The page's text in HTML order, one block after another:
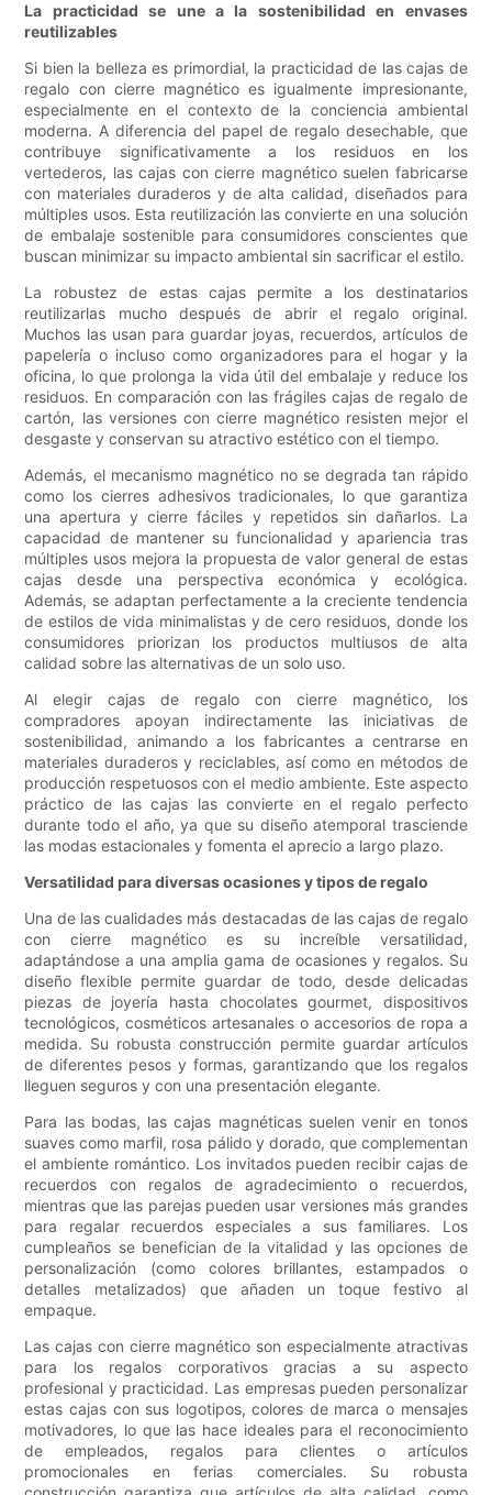
La practicidad se une a la sostenibilidad en envases
reutilizables
Si bien la belleza es primordial, la practicidad de las cajas de
regalo con cierre magnético es igualmente impresionante,
especialmente en el contexto de la conciencia ambiental
moderna. A diferencia del papel de regalo desechable, que
contribuye significativamente a los residuos en los
vertederos, las cajas con cierre magnético suelen fabricarse
con materiales duraderos y de alta calidad, diseñados para
múltiples usos. Esta reutilización las convierte en una solución
de embalaje sostenible para consumidores conscientes que
buscan minimizar su impacto ambiental sin sacrificar el estilo.
La robustez de estas cajas permite a los destinatarios
reutilizarlas mucho después de abrir el regalo original.
Muchos las usan para guardar joyas, recuerdos, artículos de
papelería o incluso como organizadores para el hogar y la
oficina, lo que prolonga la vida útil del embalaje y reduce los
residuos. En comparación con las frágiles cajas de regalo de
cartón, las versiones con cierre magnético resisten mejor el
desgaste y conservan su atractivo estético con el tiempo.
Además, el mecanismo magnético no se degrada tan rápido
como los cierres adhesivos tradicionales, lo que garantiza
una apertura y cierre fáciles y repetidos sin dañarlos. La
capacidad de mantener su funcionalidad y apariencia tras
múltiples usos mejora la propuesta de valor general de estas
cajas desde una perspectiva económica y ecológica.
Además, se adaptan perfectamente a la creciente tendencia
de estilos de vida minimalistas y de cero residuos, donde los
consumidores priorizan los productos multiusos de alta
calidad sobre las alternativas de un solo uso.
Al elegir cajas de regalo con cierre magnético, los
compradores apoyan indirectamente las iniciativas de
sostenibilidad, animando a los fabricantes a centrarse en
materiales duraderos y reciclables, así como en métodos de
producción respetuosos con el medio ambiente. Este aspecto
práctico de las cajas las convierte en el regalo perfecto
durante todo el año, ya que su diseño atemporal trasciende
las modas estacionales y fomenta el aprecio a largo plazo.
Versatilidad para diversas ocasiones y tipos de regalo
Una de las cualidades más destacadas de las cajas de regalo
con cierre magnético es su increíble versatilidad,
adaptándose a una amplia gama de ocasiones y regalos. Su
diseño flexible permite guardar de todo, desde delicadas
piezas de joyería hasta chocolates gourmet, dispositivos
tecnológicos, cosméticos artesanales o accesorios de ropa a
medida. Su robusta construcción permite guardar artículos
de diferentes pesos y formas, garantizando que los regalos
lleguen seguros y con una presentación elegante.
Para las bodas, las cajas magnéticas suelen venir en tonos
suaves como marfil, rosa pálido y dorado, que complementan
el ambiente romántico. Los invitados pueden recibir cajas de
recuerdos con regalos de agradecimiento o recuerdos,
mientras que las parejas pueden usar versiones más grandes
para regalar recuerdos especiales a sus familiares. Los
cumpleaños se benefician de la vitalidad y las opciones de
personalización (como colores brillantes, estampados o
detalles metalizados) que añaden un toque festivo al
empaque.
Las cajas con cierre magnético son especialmente atractivas
para los regalos corporativos gracias a su aspecto
profesional y practicidad. Las empresas pueden personalizar
estas cajas con sus logotipos, colores de marca o mensajes
motivadores, lo que las hace ideales para el reconocimiento
de empleados, regalos para clientes o artículos
promocionales en ferias comerciales. Su robusta